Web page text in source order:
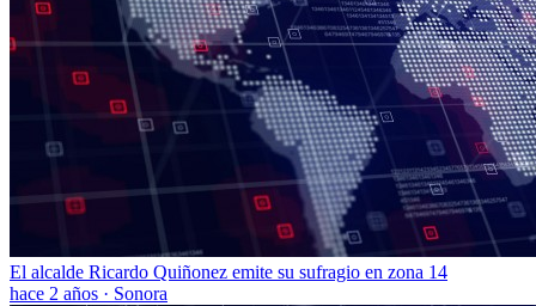
El alcalde Ricardo Quiñonez emite su sufragio en zona 14
hace 2 años · Sonora